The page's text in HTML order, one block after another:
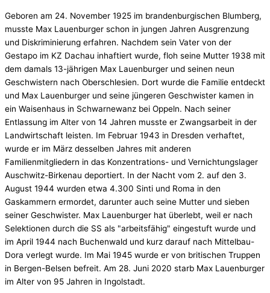
Geboren am 24. November 1925 im brandenburgischen Blumberg,
musste Max Lauenburger schon in jungen Jahren Ausgrenzung
und Diskriminierung erfahren. Nachdem sein Vater von der
Gestapo im KZ Dachau inhaftiert wurde, floh seine Mutter 1938 mit
dem damals 13-jährigen Max Lauenburger und seinen neun
Geschwistern nach Oberschlesien. Dort wurde die Familie entdeckt
und Max Lauenburger und seine jüngeren Geschwister kamen in
ein Waisenhaus in Schwarnewanz bei Oppeln. Nach seiner
Entlassung im Alter von 14 Jahren musste er Zwangsarbeit in der
Landwirtschaft leisten. Im Februar 1943 in Dresden verhaftet,
wurde er im März desselben Jahres mit anderen
Familienmitgliedern in das Konzentrations- und Vernichtungslager
Auschwitz-Birkenau deportiert. In der Nacht vom 2. auf den 3.
August 1944 wurden etwa 4.300 Sinti und Roma in den
Gaskammern ermordet, darunter auch seine Mutter und sieben
seiner Geschwister. Max Lauenburger hat überlebt, weil er nach
Selektionen durch die SS als "arbeitsfähig" eingestuft wurde und
im April 1944 nach Buchenwald und kurz darauf nach Mittelbau-
Dora verlegt wurde. Im Mai 1945 wurde er von britischen Truppen
in Bergen-Belsen befreit. Am 28. Juni 2020 starb Max Lauenburger
im Alter von 95 Jahren in Ingolstadt.